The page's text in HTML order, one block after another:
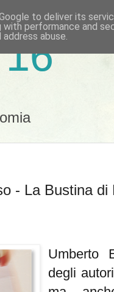
- La Bustina
Umberto
degli
to deliver its
with performance and
abuse.